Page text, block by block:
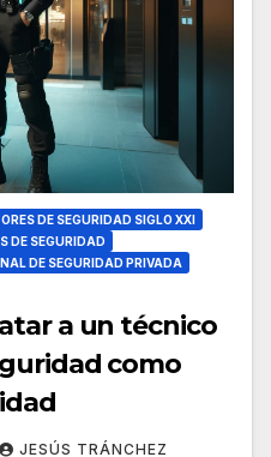
DE SEGURIDAD SIGLO XXI
DE SEGURIDAD
DE SEGURIDAD PRIVADA
a un técnico
como
JESÚS TRÁNCHEZ